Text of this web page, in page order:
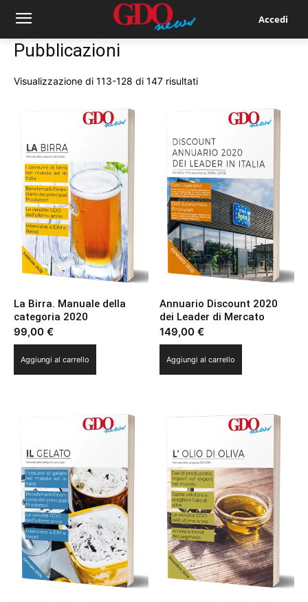
Accedi
Pubblicazioni
Visualizzazione di 113-128 di 147 risultatiOrdina
più
recente
La Birra. Manuale della
categoria 2020
99,00 €
Aggiungi al carrello
Annuario Discount 2020
dei Leader di Mercato
149,00€
Aggiungi al carrello